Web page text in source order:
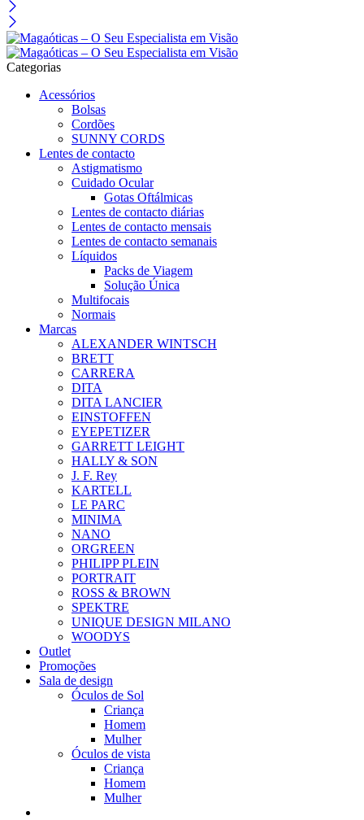
Categorias
Acessórios
Bolsas
Cordões
SUNNY CORDS
Lentes de contacto
Astigmatismo
Cuidado Ocular
Gotas Oftálmicas
Lentes de contacto diárias
Lentes de contacto mensais
Lentes de contacto semanais
Líquidos
Packs de Viagem
Solução Única
Multifocais
Normais
Marcas
ALEXANDER WINTSCH
BRETT
CARRERA
DITA
DITA LANCIER
EINSTOFFEN
EYEPETIZER
GARRETT LEIGHT
HALLY & SON
J. F. Rey
KARTELL
LE PARC
MINIMA
NANO
ORGREEN
PHILIPP PLEIN
PORTRAIT
ROSS & BROWN
SPEKTRE
UNIQUE DESIGN MILANO
WOODYS
Outlet
Promoções
Sala de design
Óculos de Sol
Criança
Homem
Mulher
Óculos de vista
Criança
Homem
Mulher